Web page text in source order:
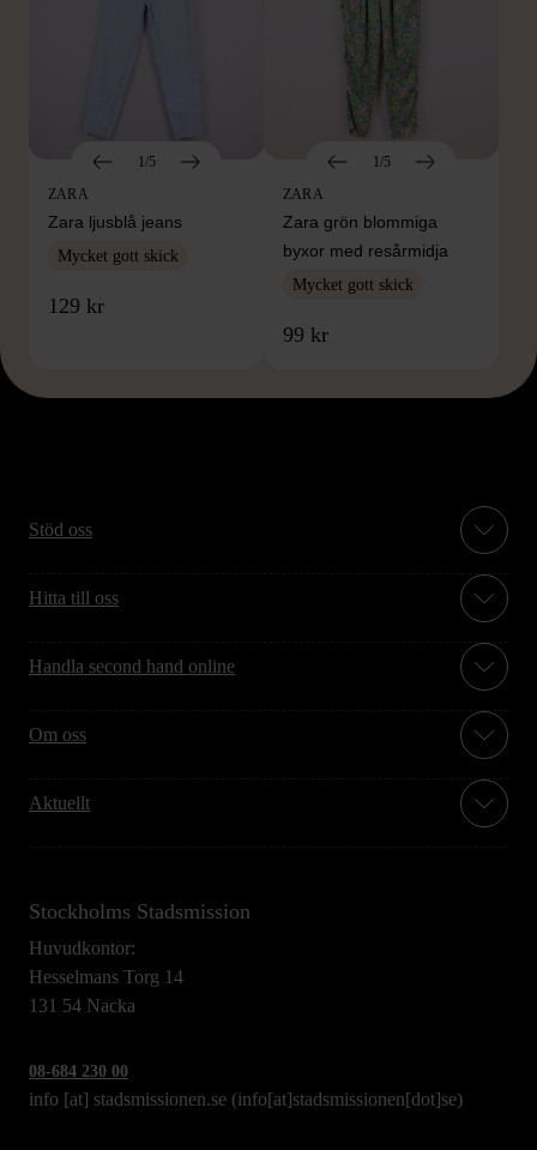
1/5
ZARA
Zara ljusblå jeans
Mycket gott skick
129 kr
1/5
ZARA
Zara grön blommiga
byxor med resårmidja
Mycket gott skick
99 kr
Stöd oss
Hitta till oss
Handla second hand online
Om oss
Aktuellt
Stockholms Stadsmission
Huvudkontor:
Hesselmans Torg 14
131 54 Nacka
08-684 230 00
info [at] stadsmissionen.se (info[at]stadsmissionen[dot]se)